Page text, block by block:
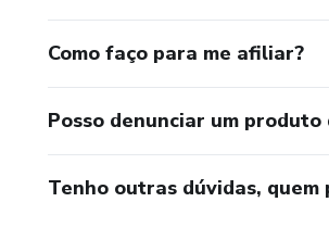
Como faço para me afiliar?
Posso denunciar um
Tenho outras dúvidas, quem